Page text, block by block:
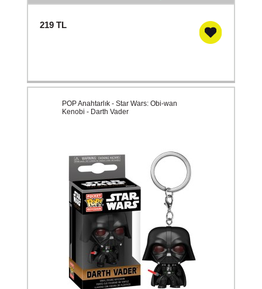
219 TL
POP Anahtarlık - Star Wars: Obi-wan
Kenobi - Darth Vader